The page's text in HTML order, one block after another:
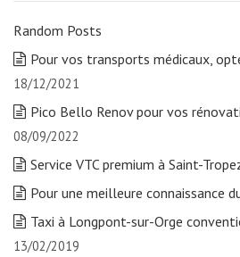
Random Posts
Pour vos transports médicaux,
18/12/2021
Pico Bello Renov pour vos
08/09/2022
Service VTC premium à Saint-
Pour une meilleure connaissance
Taxi à Longpont-sur-Orge
13/02/2019